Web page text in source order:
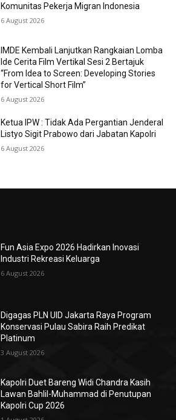
Komunitas Pekerja Migran Indonesia
6 August 2026
IMDE Kembali Lanjutkan Rangkaian Lomba
Ide Cerita Film Vertikal Sesi 2 Bertajuk
“From Idea to Screen: Developing Stories
for Vertical Short Film”
6 August 2026
Ketua IPW : Tidak Ada Pergantian Jenderal
Listyo Sigit Prabowo dari Jabatan Kapolri
6 August 2026
Fun Asia Expo 2026 Hadirkan Inovasi
Industri Rekreasi Keluarga
6 August 2026
Digagas PLN UID Jakarta Raya Program
Konservasi Pulau Sabira Raih Predikat
Platinum
3 August 2026
Kapolri Duet Bareng Widi Chandra Kasih
Lawan Bahlil-Muhammad di Penutupan
Kapolri Cup 2026